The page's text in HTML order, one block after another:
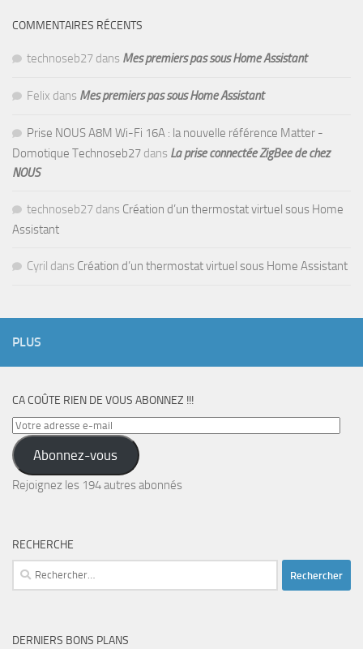
COMMENTAIRES RÉCENTS
technoseb27 dans Mes premiers pas sous Home Assistant
Felix dans Mes premiers pas sous Home Assistant
Prise NOUS A8M Wi-Fi 16A : la nouvelle référence Matter -
Domotique Technoseb27 dans La prise connectée ZigBee de chez
NOUS
technoseb27 dans Création d’un thermostat virtuel sous Home
Assistant
Cyril dans Création d’un thermostat virtuel sous Home Assistant
PLUS
CA COÛTE RIEN DE VOUS ABONNEZ !!!
Votre
adresse
e-
mail
Abonnez-vous
Rejoignez les 194 autres abonnés
RECHERCHE
Rechercher :
DERNIERS BONS PLANS